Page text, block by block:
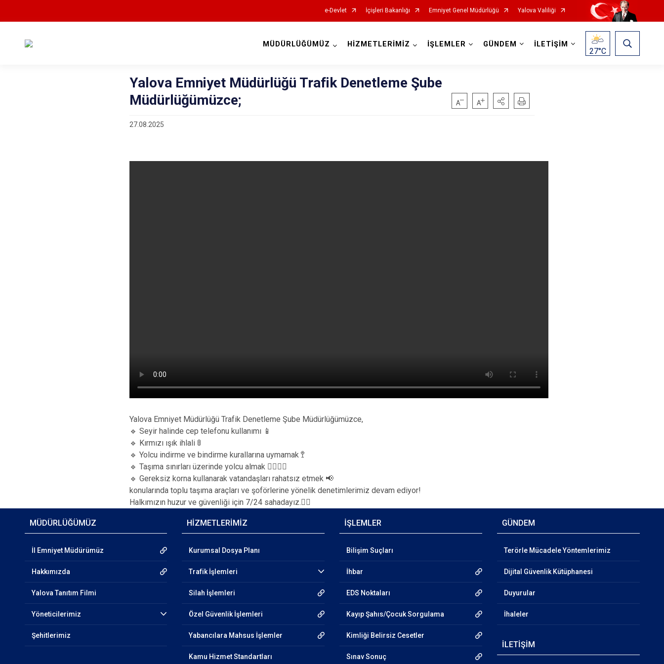
e-Devlet İçişleri Bakanlığı Emniyet Genel Müdürlüğü Yalova Valiliği
MÜDÜRLÜĞÜMÜZ HİZMETLERİMİZ İŞLEMLER GÜNDEM İLETİŞİM
27°C
Yalova Emniyet Müdürlüğü Trafik Denetleme Şube
Müdürlüğümüzce;
27.08.2025
Yalova Emniyet Müdürlüğü Trafik Denetleme Şube Müdürlüğümüzce,
🔹 Seyir halinde cep telefonu kullanımı 📱
🔹 Kırmızı ışık ihlali 🚦
🔹 Yolcu indirme ve bindirme kurallarına uymamak 🚏
🔹 Taşıma sınırları üzerinde yolcu almak 🧍‍♂️🧍‍♀️
🔹 Gereksiz korna kullanarak vatandaşları rahatsız etmek 📢
konularında toplu taşıma araçları ve şoförlerine yönelik denetimlerimiz devam ediyor!
Halkımızın huzur ve güvenliği için 7/24 sahadayız.👮‍♂️
MÜDÜRLÜĞÜMÜZ
İl Emniyet Müdürümüz
Hakkımızda
Yalova Tanıtım Filmi
Yöneticilerimiz
Şehitlerimiz
HİZMETLERİMİZ
Kurumsal Dosya Planı
Trafik İşlemleri
Silah İşlemleri
Özel Güvenlik İşlemleri
Yabancılara Mahsus İşlemler
Kamu Hizmet Standartları
İŞLEMLER
Bilişim Suçları
İhbar
EDS Noktaları
Kayıp Şahıs/Çocuk Sorgulama
Kimliği Belirsiz Cesetler
Sınav Sonuç
GÜNDEM
Terörle Mücadele Yöntemlerimiz
Dijital Güvenlik Kütüphanesi
Duyurular
İhaleler
İLETİŞİM